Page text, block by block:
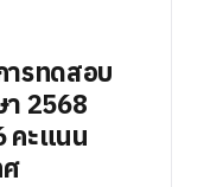
รทดสอบ
า 2568
คะแนน
ศ